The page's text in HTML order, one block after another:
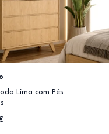
Lima com Pés